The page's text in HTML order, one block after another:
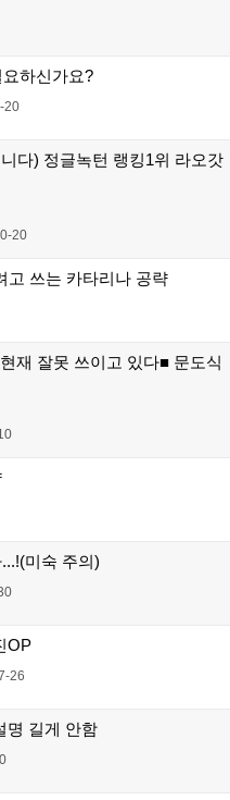
하신가요?
20
다) 정글녹턴 랭킹1위 라오갓
20
고 쓰는 카타리나 공략
재 잘못 쓰이고 있다■ 문도식
미숙 주의)
OP
26
명 길게 안함